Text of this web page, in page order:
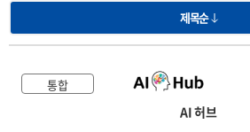
관광복지
의료건강
교통물류
제목순
통합
AI 허브